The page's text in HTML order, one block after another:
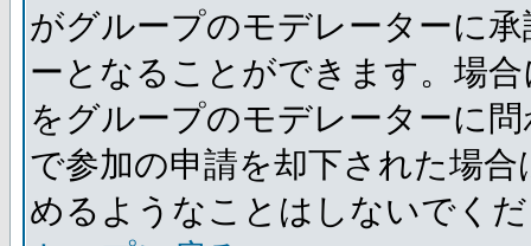
がグループのモデレーターに
ーとなることができます。場
をグループのモデレーターに
で参加の申請を却下された場
めるようなことはしないでく